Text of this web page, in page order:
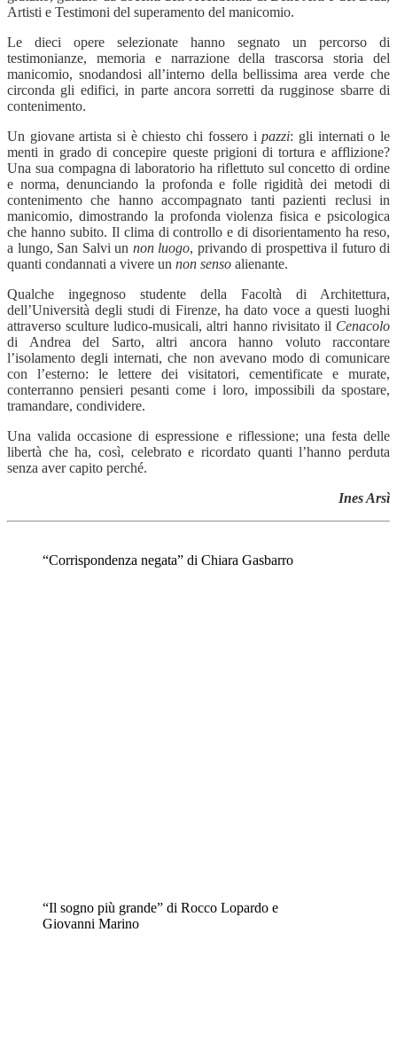
Artisti e Testimoni del superamento del manicomio.
Le dieci opere selezionate hanno segnato un percorso di
testimonianze, memoria e narrazione della trascorsa storia del
manicomio, snodandosi all’interno della bellissima area verde che
circonda gli edifici, in parte ancora sorretti da rugginose sbarre di
contenimento.
Un giovane artista si è chiesto chi fossero ipazzi: gli internati o le
menti in grado di concepire queste prigioni di tortura e afflizione?
Una sua compagna di laboratorio ha riflettuto sul concetto di ordine
e norma, denunciando la profonda e folle rigidità dei metodi di
contenimento che hanno accompagnato tanti pazienti reclusi in
manicomio, dimostrando la profonda violenza fisica e psicologica
che hanno subito. Il clima di controllo e di disorientamento ha reso,
a lungo, San Salvi un non luogo, privando di prospettiva il futuro di
quanti condannati a vivere un non senso alienante.
Qualche ingegnoso studente della Facoltà di Architettura,
dell’Università degli studi di Firenze, ha dato voce a questi luoghi
attraverso sculture ludico-musicali, altri hanno rivisitato il Cenacolo
di Andrea del Sarto, altri ancora hanno voluto raccontare
l’isolamento degli internati, che non avevano modo di comunicare
con l’esterno: le lettere dei visitatori, cementificate e murate,
conterranno pensieri pesanti come i loro, impossibili da spostare,
tramandare, condividere.
Una valida occasione di espressione e riflessione; una festa delle
libertà che ha, così, celebrato e ricordato quanti l’hanno perduta
senza aver capito perché.
Ines Arsì
“Corrispondenza negata” di Chiara Gasbarro
“Il sogno più grande” di Rocco Lopardo e
Giovanni Marino